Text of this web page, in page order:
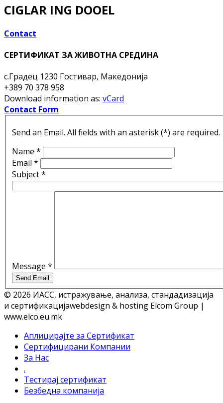
CIGLAR ING DOOEL
Contact
СЕРТИФИКАТ ЗА ЖИВОТНА СРЕДИНА
с.Градец 1230 Гостивар, Македонија
+389 70 378 958
Download information as: vCard
Contact Form
Send an Email. All fields with an asterisk (*) are required.
Name *
Email *
Subject*
Message *
Send Email
© 2026 ИАСС, истражување, анализа, стандадизација
и сертификацијаwebdesign & hosting Elcom Group |
www.elco.eu.mk
Аплицирајте за Сертификат
Сертифицирани Компании
За Нас
.
Тестирај сертификат
Безбедна компанија